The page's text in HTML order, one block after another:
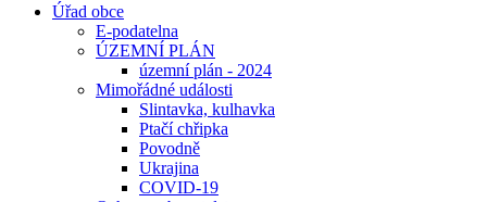
Úřad obce
E-podatelna
ÚZEMNÍ PLÁN
územní plán - 2024
Mimořádné události
Slintavka, kulhavka
Ptačí chřipka
Povodně
Ukrajina
COVID-19